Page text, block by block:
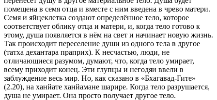
помещена в семя отца и вместе с ним введена в чрево матери.
Семя и яйцеклетка создают определённое тело, которое
соответствует облику отца и матери, и, когда тело готово к
этому, душа появляется в нём на свет и начинает новую жизнь.
Так происходит переселение души из одного тела в другое
(татха дехантара праприх). К несчастью, люди, не
отличающиеся разумом, думают, что, когда тело умирает,
всему приходит конец. Эти глупцы и негодяи ввели в
заблуждение весь мир. Но, как сказано в «Бхагавад-Гите»
(2.20), на ханйате ханйамане шарире. Когда тело разрушается,
душа не умирает. Она просто получает другое тело.